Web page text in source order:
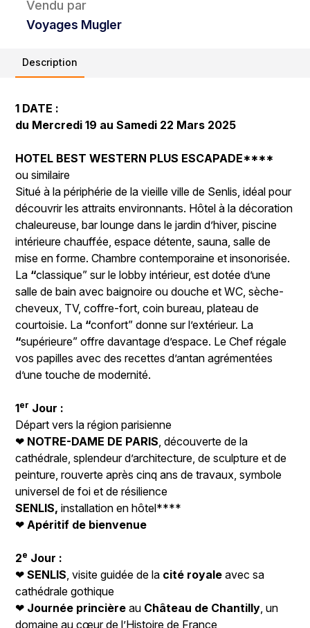
Vendu par
Voyages Mugler
Description
1 DATE :
du Mercredi 19 au Samedi 22 Mars 2025
HOTEL BEST WESTERN PLUS ESCAPADE****
ou similaire
Situé à la périphérie de la vieille ville de Senlis, idéal pour
découvrir les attraits environnants. Hôtel à la décoration
chaleureuse, bar lounge dans le jardin d’hiver, piscine
intérieure chauffée, espace détente, sauna, salle de
mise en forme. Chambre contemporaine et insonorisée.
La “classique” sur le lobby intérieur, est dotée d’une
salle de bain avec baignoire ou douche et WC, sèche-
cheveux, TV, coffre-fort, coin bureau, plateau de
courtoisie. La “confort” donne sur l’extérieur. La
“supérieure” offre davantage d’espace. Le Chef régale
vos papilles avec des recettes d’antan agrémentées
d’une touche de modernité.
1er Jour :
Départ vers la région parisienne
❤ NOTRE-DAME DE PARIS , découverte de la
cathédrale, splendeur d’architecture, de sculpture et de
peinture, rouverte après cinq ans de travaux, symbole
universel de foi et de résilience
SENLIS,installation en hôtel****
❤ Apéritif de bienvenue
2e Jour :
❤SENLIS , visite guidée de la cité royaleavec sa
cathédrale gothique
❤ Journée princièreau Château de Chantilly , un
domaine au cœur de l’Histoire de France